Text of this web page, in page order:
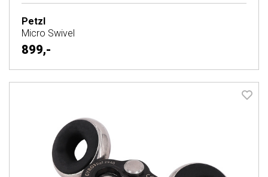
Petzl
Micro Swivel
899,-